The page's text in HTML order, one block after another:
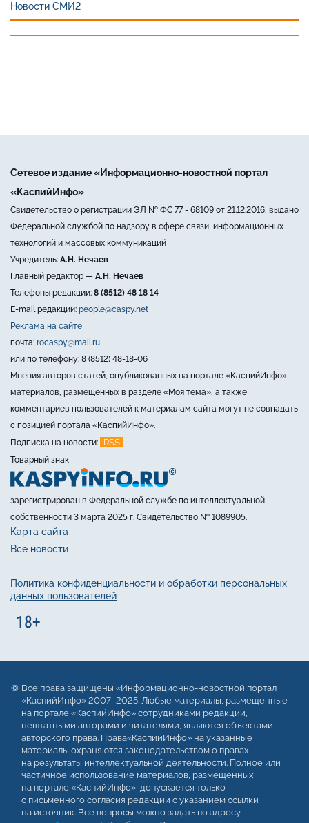
Новости СМИ2
Сетевое издание «Информационно-новостной портал
«КаспийИнфо»
Свидетельство о регистрации ЭЛ № ФС 77 - 68109 от 21.12.2016, выдано
Федеральной службой по надзору в сфере связи, информационных
технологий и массовых коммуникаций
Учредитель: А.Н. Нечаев
Главный редактор — А.Н. Нечаев
Телефоны редакции: 8 (8512) 48 18 14
E-mail редакции: people@caspy.net
Реклама на сайте
почта: rocaspy@mail.ru
или по телефону: 8 (8512) 48-18-06
Мнения авторов статей, опубликованных на портале «КаспийИнфо»,
материалов, размещённых в разделе «Моя тема», а также
комментариев пользователей к материалам сайта могут не совпадать
с позицией портала «КаспийИнфо».
Подписка на новости:
RSS
Товарный знак
зарегистрирован в Федеральной службе по интеллектуальной
собственности 3 марта 2025 г. Свидетельство № 1089905.
Карта сайта
Все новости
Политика конфиденциальности и обработки персональных
данных пользователей
Все права защищены «Информационно-новостной портал
«КаспийИнфо» 2007–2025. Любые материалы, размещенные
на портале «КаспийИнфо» сотрудниками редакции,
нештатными авторами и читателями, являются объектами
авторского права. Права«КаспийИнфо» на указанные
материалы охраняются законодательством о правах
на результаты интеллектуальной деятельности. Полное или
частичное использование материалов, размещенных
на портале «КаспийИнфо», допускается только
с письменного согласия редакции с указанием ссылки
на источник. Все вопросы можно задать по адресу